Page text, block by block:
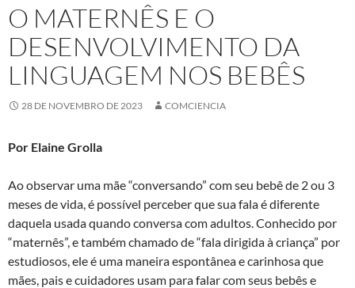
O MATERNÊS E O
DESENVOLVIMENTO DA
LINGUAGEM NOS BEBÊS
28 DE NOVEMBRO DE 2023 COMCIENCIA
Por Elaine Grolla
Ao observar uma mãe “conversando” com seu bebê de 2 ou 3
meses de vida, é possível perceber que sua fala é diferente
daquela usada quando conversa com adultos. Conhecido por
“maternês”, e também chamado de “fala dirigida à criança” por
estudiosos, ele é uma maneira espontânea e carinhosa que
mães, pais e cuidadores usam para falar com seus bebês e